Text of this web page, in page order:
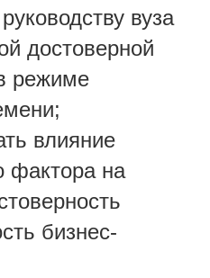
вуза
достоверной
режиме
влияние
фактора на
бизнес-